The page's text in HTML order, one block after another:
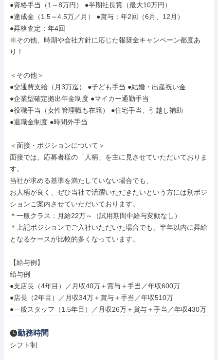
●資格手当（1～8万円） ●半期社長賞（最大10万円）
●達成金（1.5～4.5万／月） ●賞与：年2回（6月、12月）
●昇格査定：年4回
※その他、時期や会社方針に応じた報奨金キャンペーン都度あ
り！
＜その他＞
●交通費支給（月3万迄） ●子ども手当 ●結婚・出産祝い⾦
●企業型確定拠出年⾦制度 ●マイカー通勤手当
●役職⼿当（⼥性管理職も在籍） ●住宅⼿当、引越し補助
●退職金制度 ●時間外手当
＜面接・ポジションについて＞
面接では、応募者様の「人柄」を主に見させていただいておりま
す。
当社が求める基準を満たしていない場合でも、
お人柄が良く、ぜひ当社で活躍いただきたいという方には別ポジ
ションご案内させていただいております。
＊一般クラス：月給22万～（試用期間中給与変動なし）
＊上記ポジションでご入社いただいた場合でも、半年以内に昇給
となるケースが比較的多くなっています。
【給与例】
給与例
●支店長（4年目）／月収40万＋賞与＋手当／年収600万
●店長（2年目）／月収34万＋賞与＋手当／年収510万
●一般スタッフ（1.5年目）／月収26万＋賞与＋手当／年収430万
勤務時間
シフト制